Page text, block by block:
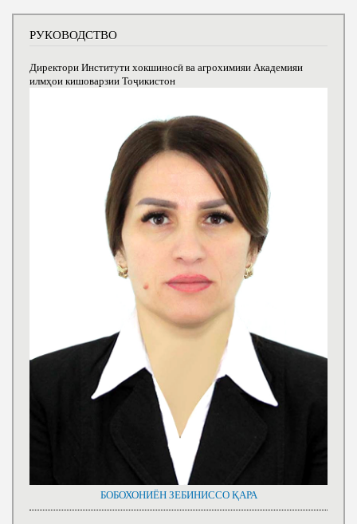
РУКОВОДСТВО
Директори Институти хокшиносӣ ва агрохимияи Академияи
илмҳои кишоварзии Тоҷикистон
БОБОХОНИЁН ЗЕБИНИССО ҚАРА